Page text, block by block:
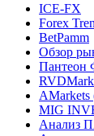
ICE-FX
Forex
BetPamm
Обзор
Пантеон
AMarkets
MIG
Анализ